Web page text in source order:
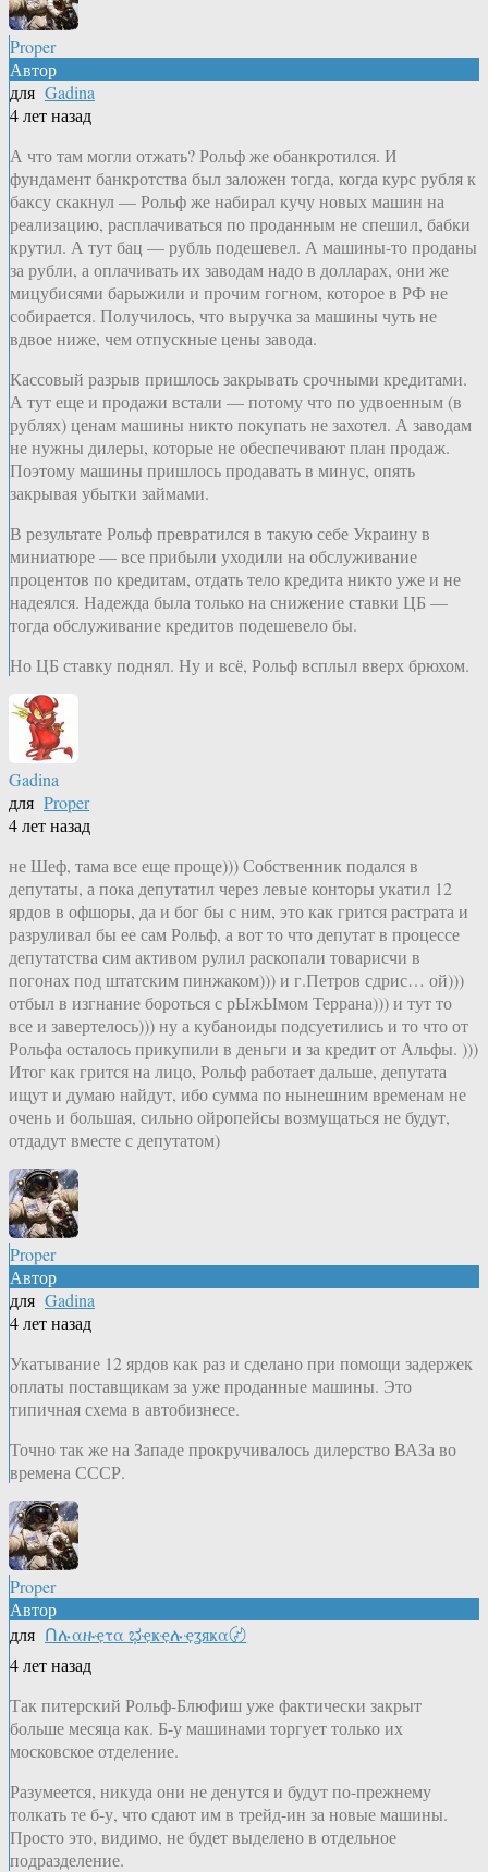
Proper
Автор
для Gadina
4 лет назад
А что там могли отжать? Рольф же обанкротился. И
фундамент банкротства был заложен тогда, когда курс рубля к
баксу скакнул — Рольф же набирал кучу новых машин на
реализацию, расплачиваться по проданным не спешил, бабки
крутил. А тут бац — рубль подешевел. А машины-то проданы
за рубли, а оплачивать их заводам надо в долларах, они же
мицубисями барыжили и прочим гогном, которое в РФ не
собирается. Получилось, что выручка за машины чуть не
вдвое ниже, чем отпускные цены завода.
Кассовый разрыв пришлось закрывать срочными кредитами.
А тут еще и продажи встали — потому что по удвоенным (в
рублях) ценам машины никто покупать не захотел. А заводам
не нужны дилеры, которые не обеспечивают план продаж.
Поэтому машины пришлось продавать в минус, опять
закрывая убытки займами.
В результате Рольф превратился в такую себе Украину в
миниатюре — все прибыли уходили на обслуживание
процентов по кредитам, отдать тело кредита никто уже и не
надеялся. Надежда была только на снижение ставки ЦБ —
тогда обслуживание кредитов подешевело бы.
Но ЦБ ставку поднял. Ну и всё, Рольф всплыл вверх брюхом.
Gadina
для Proper
4 лет назад
не Шеф, тама все еще проще))) Собственник подался в
депутаты, а пока депутатил через левые конторы укатил 12
ярдов в офшоры, да и бог бы с ним, это как грится растрата и
разруливал бы ее сам Рольф, а вот то что депутат в процессе
депутатства сим активом рулил раскопали товарисчи в
погонах под штатским пинжаком))) и г.Петров сдрис… ой)))
отбыл в изгнание бороться с рЫжЫмом Террана))) и тут то
все и завертелось))) ну а кубаноиды подсуетились и то что от
Рольфа осталось прикупили в деньги и за кредит от Альфы. )))
Итог как грится на лицо, Рольф работает дальше, депутата
ищут и думаю найдут, ибо сумма по нынешним временам не
очень и большая, сильно ойропейсы возмущаться не будут,
отдадут вместе с депутатом)
Proper
Автор
для Gadina
4 лет назад
Укатывание 12 ярдов как раз и сделано при помощи задержек
оплаты поставщикам за уже проданные машины. Это
типичная схема в автобизнесе.
Точно так же на Западе прокручивалось дилерство ВАЗа во
времена СССР.
Proper
Автор
для Ոሉαዙҿτα ಭҿҝҿሉҿʓяҝα〄
4 лет назад
Так питерский Рольф-Блюфиш уже фактически закрыт
больше месяца как. Б-у машинами торгует только их
московское отделение.
Разумеется, никуда они не денутся и будут по-прежнему
толкать те б-у, что сдают им в трейд-ин за новые машины.
Просто это, видимо, не будет выделено в отдельное
подразделение.